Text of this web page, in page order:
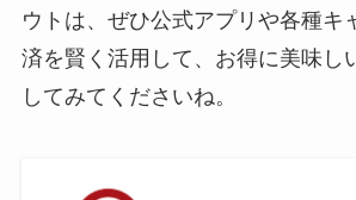
ウトは、ぜひ公式アプリや各種キ
済を賢く活用して、お得に美味し
してみてくださいね。